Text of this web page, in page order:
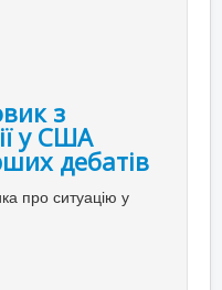
з
у США
дебатів
про ситуацію у